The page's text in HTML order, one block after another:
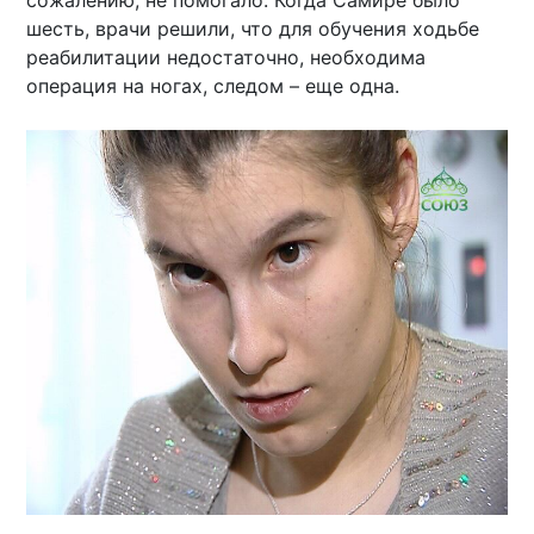
шесть, врачи решили, что для обучения ходьбе
реабилитации недостаточно, необходима
операция на ногах, следом – еще одна.